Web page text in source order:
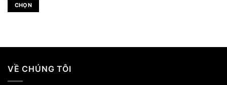
CHỌN
có
biến
thể.
VỀ CHÚNG TÔI